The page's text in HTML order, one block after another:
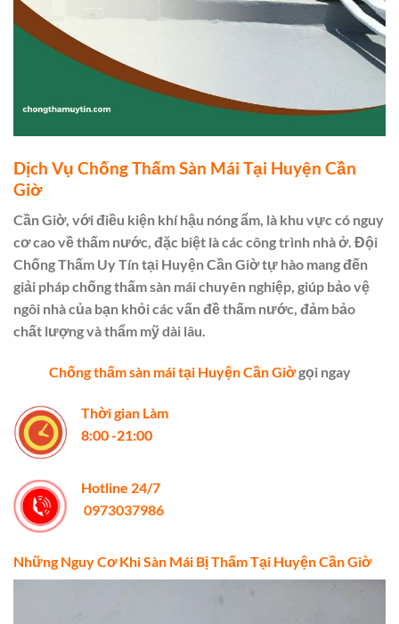
Dịch Vụ Chống Thấm Sàn Mái Tại Huyện Cần
Giờ
Cần Giờ, với điều kiện khí hậu nóng ẩm, là khu vực có nguy
cơ cao về thấm nước, đặc biệt là các công trình nhà ở. Đội
Chống Thấm Uy Tín tại Huyện Cần Giờ tự hào mang đến
giải pháp chống thấm sàn mái chuyên nghiệp, giúp bảo vệ
ngôi nhà của bạn khỏi các vấn đề thấm nước, đảm bảo
chất lượng và thẩm mỹ dài lâu.
Chống thấm sàn mái tại Huyện Cần Giờgọi ngay
Thời gian Làm
8:00 -21:00
Hotline 24/7
0973037986
Những Nguy Cơ Khi Sàn Mái Bị Thấm Tại Huyện Cần Giờ